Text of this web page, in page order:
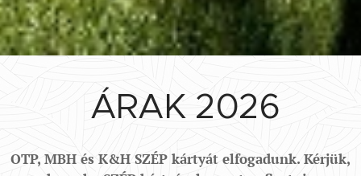
ÁRAK 2026
OTP, MBH és K&H SZÉP kártyát elfogadunk. Kérjük,